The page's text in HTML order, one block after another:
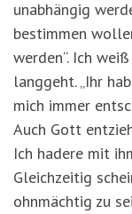
unabhängig
bestimmen
werden“. Ich
langgeht. „Ihr
mich immer
Auch Gott
Ich hadere mit
Gleichzeitig
ohnmächtig zu